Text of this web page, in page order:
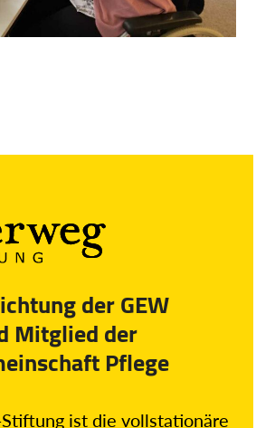
der GEW
Mitglied der
Pflege
ist die vollstationäre